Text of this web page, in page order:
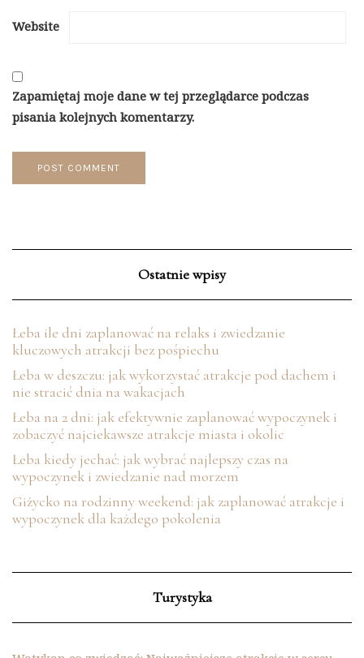
Website
Zapamiętaj moje dane w tej przeglądarce podczas
pisania kolejnych komentarzy.
Ostatnie wpisy
Łeba ile dni zaplanować na relaks i zwiedzanie
kluczowych atrakcji bez pośpiechu
Łeba w deszczu: jak wykorzystać atrakcje pod dachem i
nie stracić dnia na wakacjach
Łeba na 2 dni: jak efektywnie zaplanować wypoczynek i
zobaczyć najciekawsze atrakcje miasta i okolic
Łeba kiedy jechać: jak wybrać najlepszy czas na
wypoczynek i zwiedzanie nad morzem
Giżycko na rodzinny weekend: jak zaplanować atrakcje i
wypoczynek dla każdego pokolenia
Turystyka